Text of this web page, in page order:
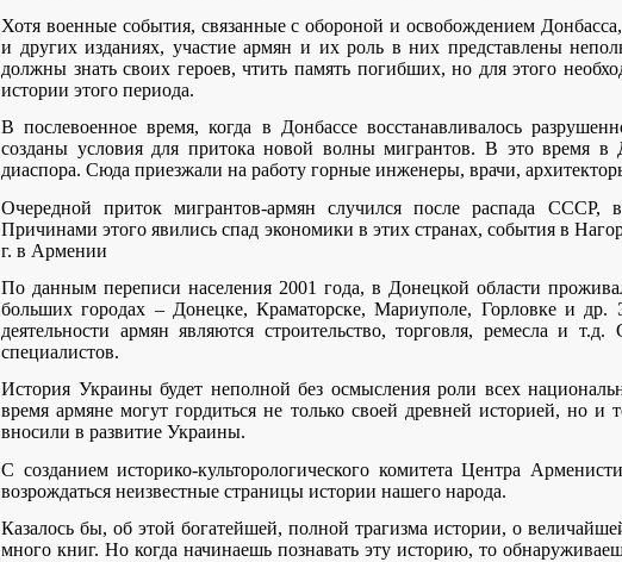
Хотя военные события, связанные с обороной и освобождением
и других изданиях, участие армян и их роль в них представлены
должны знать своих героев, чтить память погибших, но для этого
истории этого периода.
В послевоенное время, когда в Донбассе восстанавливалось
созданы условия для притока новой волны мигрантов. В это время в
диаспора. Сюда приезжали на работу горные инженеры, врачи,
Очередной приток мигрантов-армян случился после распада
Причинами этого явились спад экономики в этих странах, события в
г. в Армении
По данным переписи населения 2001 года, в Донецкой области
больших городах – Донецке, Краматорске, Мариуполе, Горловке и др.
деятельности армян являются строительство, торговля, ремесла и
специалистов.
История Украины будет неполной без осмысления роли всех
время армяне могут гордиться не только своей древней историей, но
вносили в развитие Украины.
С созданием историко-культорологического комитета Центра
возрождаться неизвестные страницы истории нашего народа.
Казалось бы, об этой богатейшей, полной трагизма истории, о
много книг. Но когда начинаешь познавать эту историю, то